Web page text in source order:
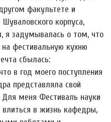
факультете и
корпуса,
я задумывалась о том, что
фестивальную кухню
сбылась:
в год моего поступления
представляла свой
меня Фестиваль науки
в жизнь кафедры,